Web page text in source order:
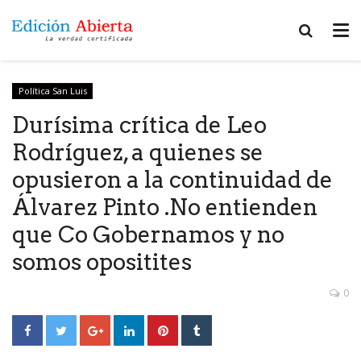
Política San Luis
Durísima crítica de Leo
Rodríguez, a quienes se
opusieron a la continuidad de
Álvarez Pinto .No entienden
que Co Gobernamos y no
somos opositites
0